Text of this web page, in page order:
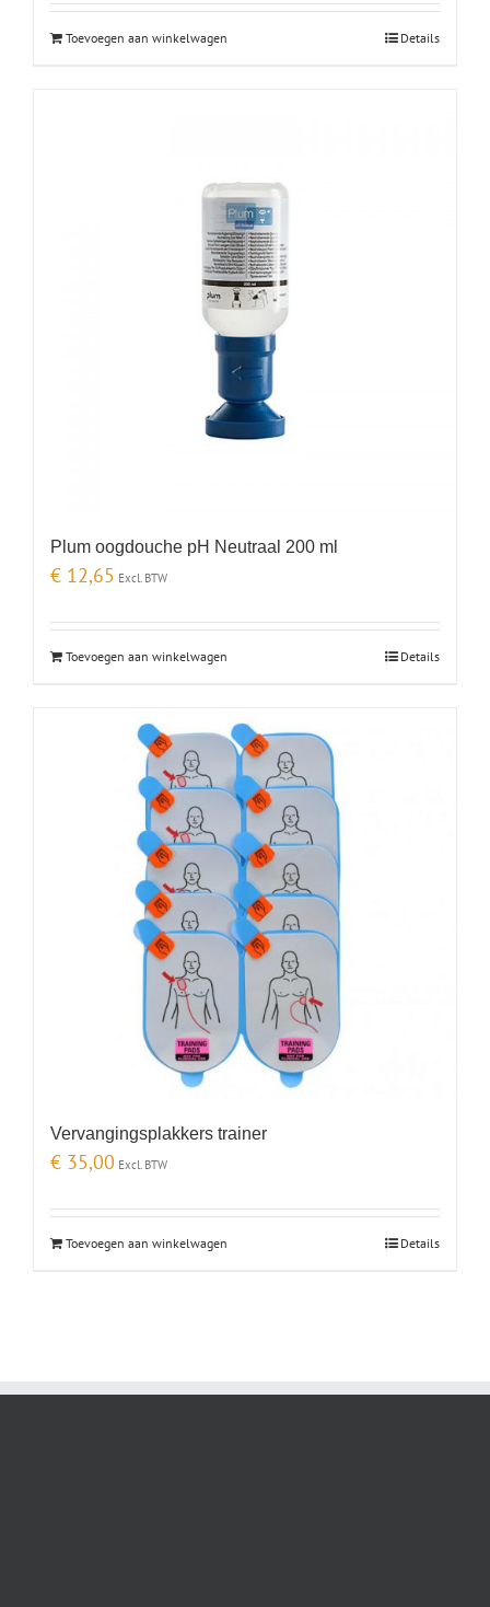
Toevoegen aan winkelwagen Details
Plum oogdouche pH Neutraal 200 ml
€ 12,65 Excl. BTW
Toevoegen aan winkelwagen Details
Vervangingsplakkers trainer
€ 35,00 Excl. BTW
Toevoegen aan winkelwagen Details